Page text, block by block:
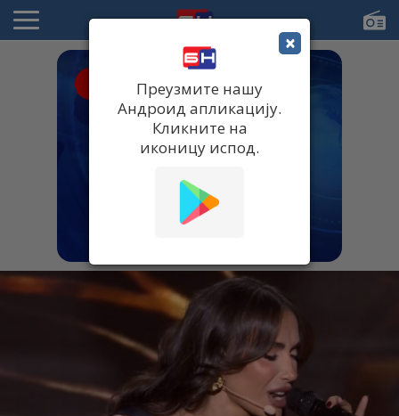
×
Преузмите нашу
Андроид апликацију.
Кликните на
иконицу испод.